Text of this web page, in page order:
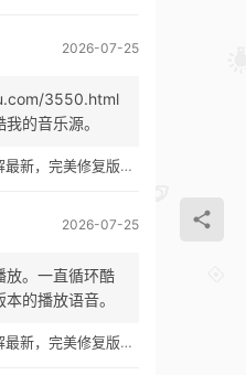
2026-07-25
3550.html
的音乐源。
复版！支持安卓+车机+pc版！
2026-07-25
放。一直循环酷
的播放语音。
复版！支持安卓+车机+pc版！